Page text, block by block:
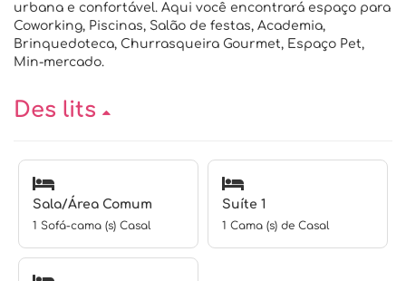
urbana e confortável. Aqui você encontrará espaço para
Coworking, Piscinas, Salão de festas, Academia,
Brinquedoteca, Churrasqueira Gourmet, Espaço Pet,
Min-mercado.
Des lits
Sala/Área Comum
1 Sofá-cama (s) Casal
Suíte 1
1 Cama (s) de Casal